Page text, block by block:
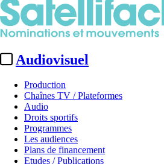
Audiovisuel
Production
Chaînes TV / Plateformes
Audio
Droits sportifs
Programmes
Les audiences
Plans de financement
Etudes / Publications